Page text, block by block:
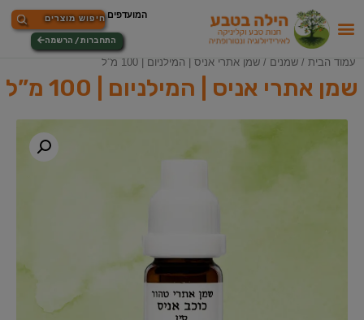
התחברות / הרשמה
עמוד הבית / שמנים / שמן אתרי אניס | המילניום | 100 מ”ל
שמן אתרי אניס | המילניום | 100 מ”ל